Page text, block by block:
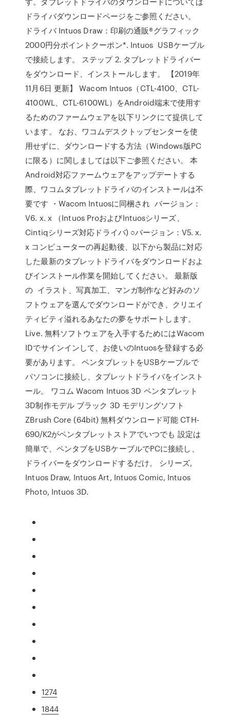
ドライバダウンロードページをご参照ください。
ドライバ Intuos Draw：印刷の通販®グラフィック
2000円分ポイントクーポン*. Intuos USBケーブル
で接続します。 ステップ 2. タブレットドライバー
をダウンロード、インストールします。 【2019年
11月6日 更新】 Wacom Intuos（CTL-4100、CTL-
4100WL、CTL-6100WL）をAndroid端末で使用す
るためのファームウェアを以下リンクにて提供して
います。 なお、ワコムデスクトップセンターを使
用せずに、ダウンロードする方法（Windows版PC
に限る）に関しましては以下ご参照ください。 本
Android対応ファームウェアをアップデートする
際、ワコムタブレットドライバのインストールは不
要です ・Wacom Intuosに同梱され バージョン：
V6. x. x （Intuos ProおよびIntuosシリーズ、
Cintiqシリーズ対応ドライバ) ○バージョン：V5. x.
x コンピューターの再起動後、以下から製品に対応
した最新のタブレットドライバをダウンロードおよ
びインストール作業を開始してください。 最新版
の イラスト、写真加工、マンガ制作など好みのソ
フトウェアを選んでダウンロードができ、クリエイ
ティビティ溢れるあなたの夢をサポートします。
Live. 無料ソフトウェアを入手するためにはWacom
IDでサインインして、お使いのIntuosを登録する必
要があります。 ペンタブレットをUSBケーブルで
パソコンに接続し、タブレットドライバをインスト
ール。 ワコム Wacom Intuos 3D ペンタブレット
3D制作モデル ブラック 3D モデリングソフト
ZBrush Core (64bit) 無料ダウンロード可能 CTH-
690/K2がペンタブレットストアでいつでも 設定は
簡単で、ペンタブをUSBケーブルでPCに接続し、
ドライバーをダウンロードするだけ。 シリーズ,
Intuos Draw, Intuos Art, Intuos Comic, Intuos
Photo, Intuos 3D.
1274
1844